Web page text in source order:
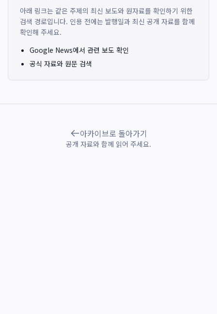
아래 링크는 같은 주제의 최신 보도와 원자료를 확인하기 위한
검색 경로입니다. 인용 전에는 발행일과 최신 공개 자료를 함께
확인해 주세요.
Google News에서 관련 보도 확인
공식 자료와 원문 검색
아카이브로 돌아가기
공개 자료와 함께 읽어 주세요.